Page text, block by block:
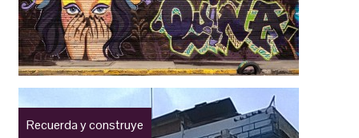
Recuerda y construye